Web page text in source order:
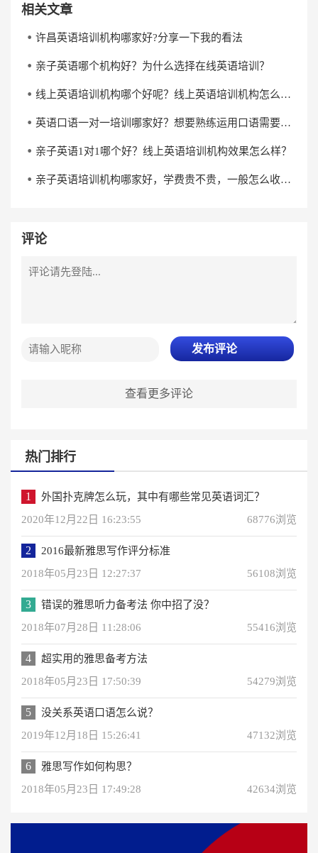
相关文章
许昌英语培训机构哪家好?分享一下我的看法
亲子英语哪个机构好？为什么选择在线英语培训？
线上英语培训机构哪个好呢？线上英语培训机构怎么选？
英语口语一对一培训哪家好？想要熟练运用口语需要多长时间？
亲子英语1对1哪个好？线上英语培训机构效果怎么样？
亲子英语培训机构哪家好，学费贵不贵，一般怎么收费？
评论
发布评论
查看更多评论
热门排行
1
外国扑克牌怎么玩，其中有哪些常见英语词汇？
2020年12月22日 16:23:55
68776浏览
2
2016最新雅思写作评分标准
2018年05月23日 12:27:37
56108浏览
3
错误的雅思听力备考法 你中招了没？
2018年07月28日 11:28:06
55416浏览
4
超实用的雅思备考方法
2018年05月23日 17:50:39
54279浏览
5
没关系英语口语怎么说？
2019年12月18日 15:26:41
47132浏览
6
雅思写作如何构思？
2018年05月23日 17:49:28
42634浏览